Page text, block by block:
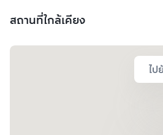
สถานที่ใกล้เคียง
ไป